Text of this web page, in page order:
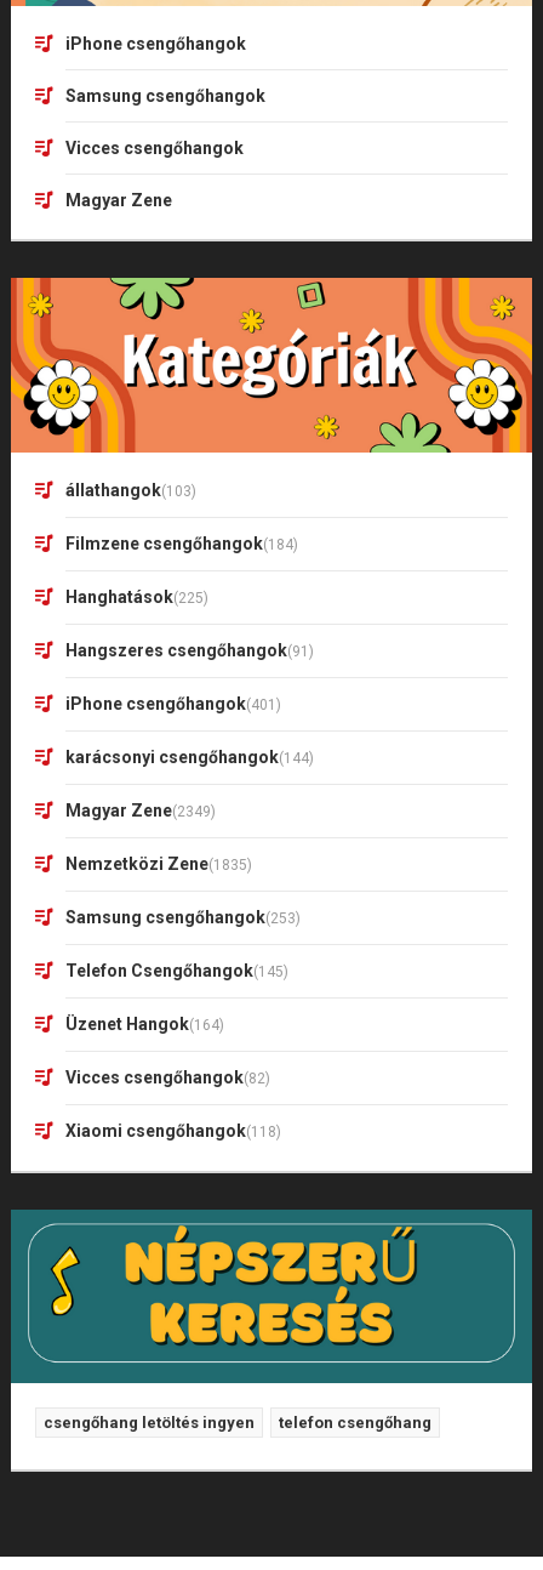
iPhone csengőhangok
Samsung csengőhangok
Vicces csengőhangok
Magyar Zene
állathangok(103)
Filmzene csengőhangok(184)
Hanghatások(225)
Hangszeres csengőhangok(91)
iPhone csengőhangok(401)
karácsonyi csengőhangok(144)
Magyar Zene(2349)
Nemzetközi Zene(1835)
Samsung csengőhangok(253)
Telefon Csengőhangok(145)
Üzenet Hangok(164)
Vicces csengőhangok(82)
Xiaomi csengőhangok(118)
csengőhang letöltés ingyen telefon csengőhang